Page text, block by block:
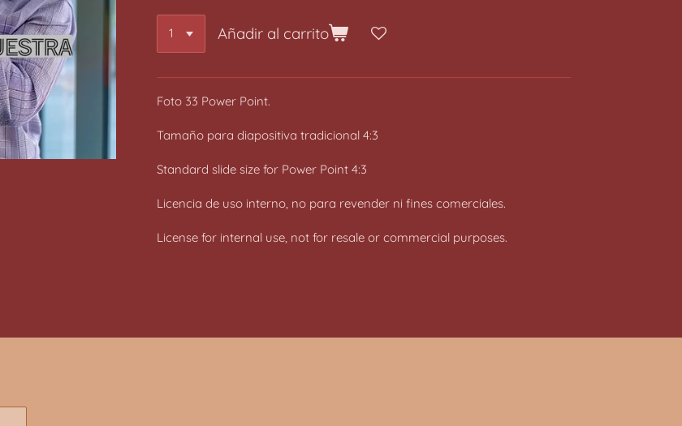
Añadir al carrito
Foto 33 Power Point.
Tamaño para diapositiva tradicional 4:3
Standard slide size for Power Point 4:3
Licencia de uso interno, no para revender ni fines comerciales.
License for internal use, not for resale or commercial purposes.